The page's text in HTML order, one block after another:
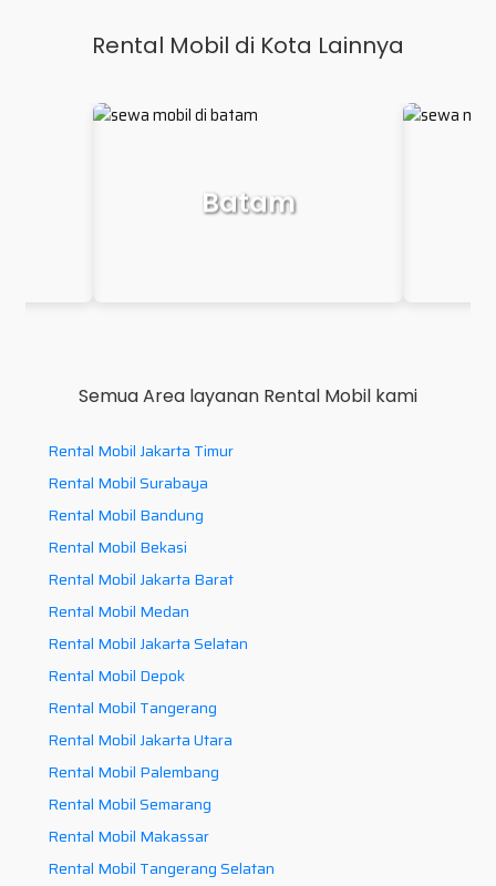
Rental Mobil di Kota Lainnya
Makassar
Semua Area layanan Rental Mobil kami
Rental Mobil Jakarta Timur
Rental Mobil Surabaya
Rental Mobil Bandung
Rental Mobil Bekasi
Rental Mobil Jakarta Barat
Rental Mobil Medan
Rental Mobil Jakarta Selatan
Rental Mobil Depok
Rental Mobil Tangerang
Rental Mobil Jakarta Utara
Rental Mobil Palembang
Rental Mobil Semarang
Rental Mobil Makassar
Rental Mobil Tangerang Selatan